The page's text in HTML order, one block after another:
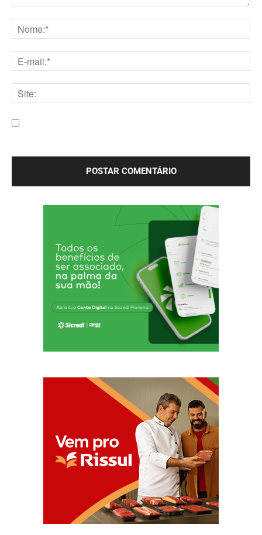
mail:*